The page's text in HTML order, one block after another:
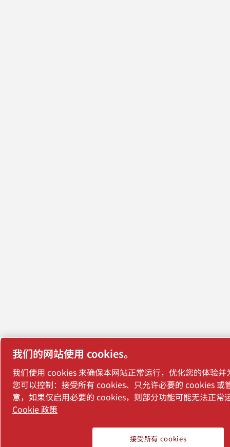
我们的网站使用 cookies。
我们使用 cookies 来确保本网站正常运行，优化您的体验并
您可以控制：接受所有 cookies、只允许必要的 cookies 或
意，如果仅启用必要的 cookies，则部分功能可能无法正常
Cookie 政策
接受所有 cookies